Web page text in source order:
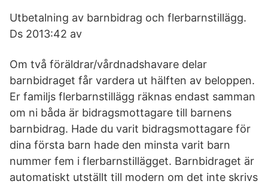
Utbetalning av barnbidrag och flerbarnstillägg.
Ds 2013:42 av
Om två föräldrar/vårdnadshavare delar
barnbidraget får vardera ut hälften av beloppen.
Er familjs flerbarnstillägg räknas endast samman
om ni båda är bidragsmottagare till barnens
barnbidrag. Hade du varit bidragsmottagare för
dina första barn hade den minsta varit barn
nummer fem i flerbarnstillägget. Barnbidraget är
automatiskt utställt till modern om det inte skrivs